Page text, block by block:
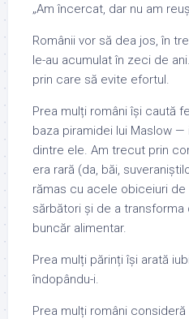
„Am încercat, dar nu am
Românii vor să dea jos, în
le-au acumulat în zeci de
prin care să evite efortul.
Prea mulți români își caută
baza piramidei lui Maslow
dintre ele. Am trecut prin
era rară (da, băi,
rămas cu acele obiceiuri
sărbători și de a transforma
buncăr alimentar.
Prea mulți părinți își arată
îndopându-i.
Prea mulți români